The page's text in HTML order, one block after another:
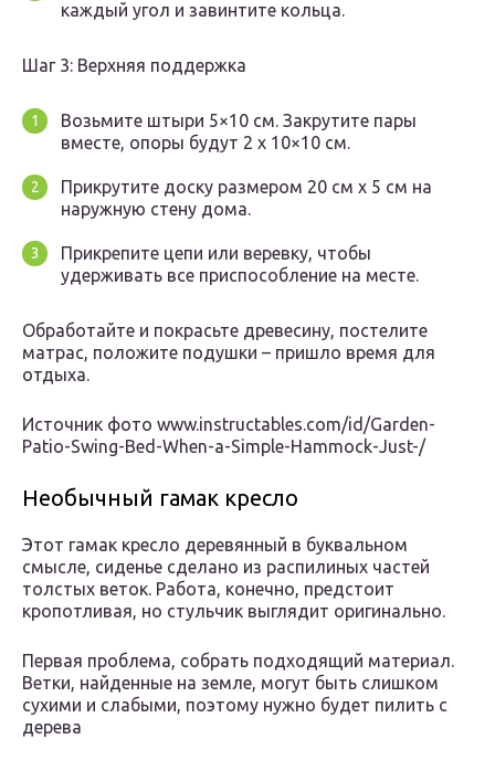
каждый угол и завинтите кольца.
Шаг 3: Верхняя поддержка
Возьмите штыри 5×10 см. Закрутите пары
вместе, опоры будут 2 x 10×10 см.
Прикрутите доску размером 20 см х 5 см на
наружную стену дома.
Прикрепите цепи или веревку, чтобы
удерживать все приспособление на месте.
Обработайте и покрасьте древесину, постелите
матрас, положите подушки – пришло время для
отдыха.
Источник фото www.instructables.com/id/Garden-
Patio-Swing-Bed-When-a-Simple-Hammock-Just-/
Необычный гамак кресло
Этот гамак кресло деревянный в буквальном
смысле, сиденье сделано из распилиных частей
толстых веток. Работа, конечно, предстоит
кропотливая, но стульчик выглядит оригинально.
Первая проблема, собрать подходящий материал.
Ветки, найденные на земле, могут быть слишком
сухими и слабыми, поэтому нужно будет пилить с
дерева